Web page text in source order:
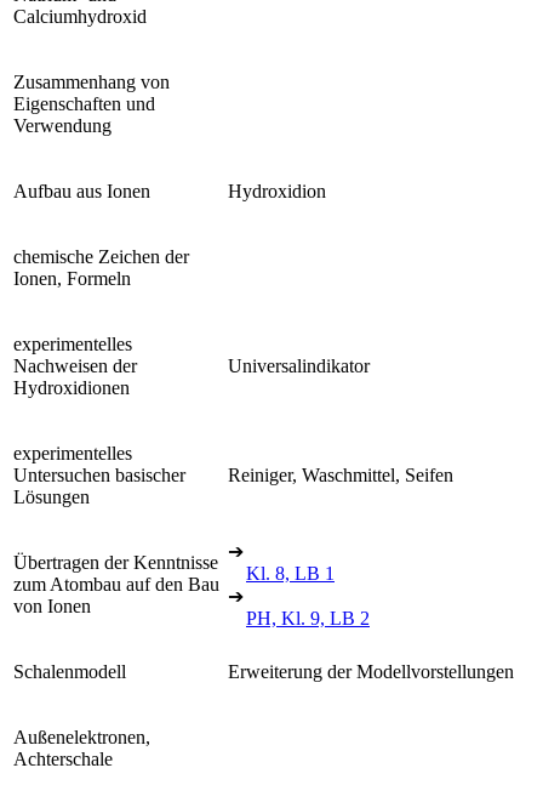
Calciumhydroxid
Zusammenhang von
Eigenschaften und
Verwendung
Aufbau aus Ionen Hydroxidion
chemische Zeichen der
Ionen, Formeln
experimentelles
Nachweisen der
Hydroxidionen
Universalindikator
experimentelles
Untersuchen basischer
Lösungen
Reiniger, Waschmittel, Seifen
Übertragen der Kenntnisse
zum Atombau auf den Bau
von Ionen
➔
Kl. 8, LB 1
➔
PH, Kl. 9, LB 2
Schalenmodell Erweiterung der Modellvorstellungen
Außenelektronen,
Achterschale